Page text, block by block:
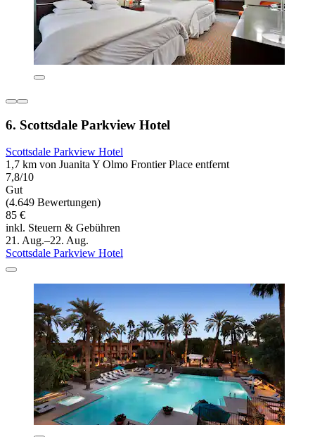
6. Scottsdale Parkview Hotel
Scottsdale Parkview Hotel
1,7 km von Juanita Y Olmo Frontier Place entfernt
7,8/10
Gut
(4.649 Bewertungen)
85 €
inkl. Steuern & Gebühren
21. Aug.–22. Aug.
Scottsdale Parkview Hotel